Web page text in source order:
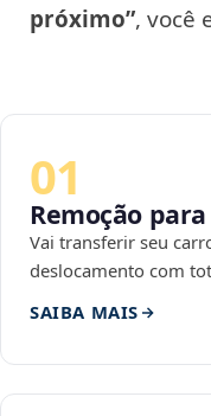
próximo”, você
01
Remoção
Vai transferir seu
deslocamento com
SAIBA MAIS